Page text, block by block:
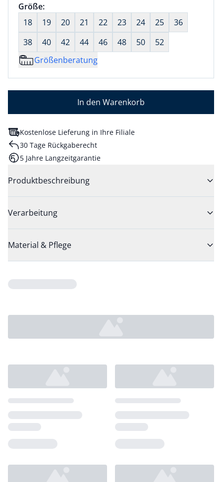
Größenauswahl:
Größe:nichts ausgewählt
18
19 20 21 22 23 24 25
36
38
40 42 44 46 48 50
52
Größenberatung
In den Warenkorb
Kostenlose Lieferung in Ihre Filiale
30 Tage Rückgaberecht
5 Jahre Langzeitgarantie
Produktbeschreibung
Verarbeitung
Material & Pflege